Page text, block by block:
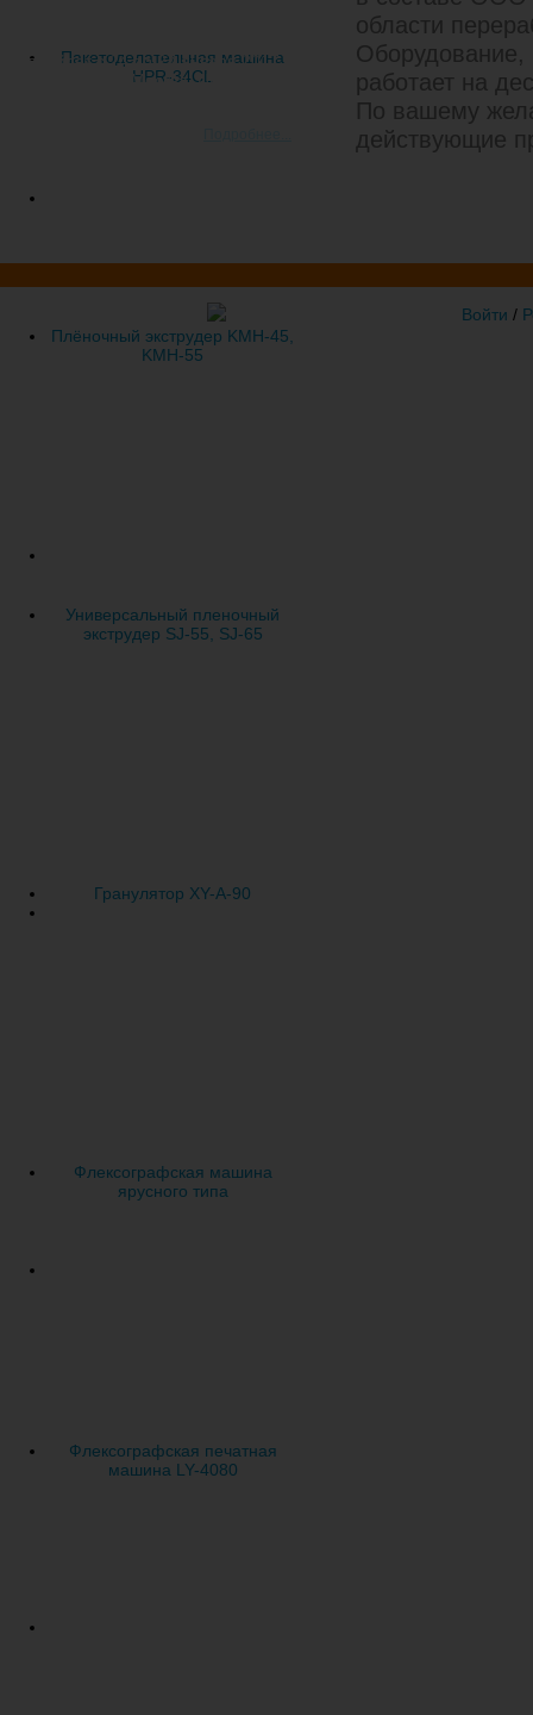
Пакетоделательная машина
HPR-34CL
Плёночный экструдер KMH-45,
KMH-55
Универсальный пленочный
экструдер SJ-55, SJ-65
Гранулятор XY-A-90
Флексографская машина
ярусного типа
Флексографская печатная
машина LY-4080
пройдет с 24 по 27 января 2017
года Россия, Москва, ЦВК
области
Оборудование,
работает на
По вашему
действующие
Войти /